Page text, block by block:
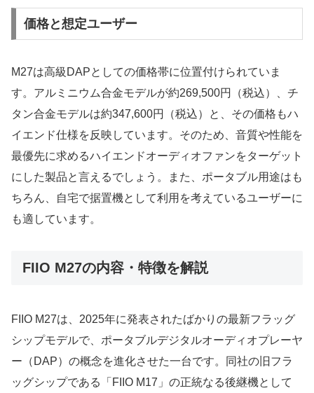
価格と想定ユーザー
M27は高級DAPとしての価格帯に位置付けられていま
す。アルミニウム合金モデルが約269,500円（税込）、チ
タン合金モデルは約347,600円（税込）と、その価格もハ
イエンド仕様を反映しています。そのため、音質や性能を
最優先に求めるハイエンドオーディオファンをターゲット
にした製品と言えるでしょう。また、ポータブル用途はも
ちろん、自宅で据置機として利用を考えているユーザーに
も適しています。
FIIO M27の内容・特徴を解説
FIIO M27は、2025年に発表されたばかりの最新フラッグ
シップモデルで、ポータブルデジタルオーディオプレーヤ
ー（DAP）の概念を進化させた一台です。同社の旧フラ
ッグシップである「FIIO M17」の正統なる後継機として